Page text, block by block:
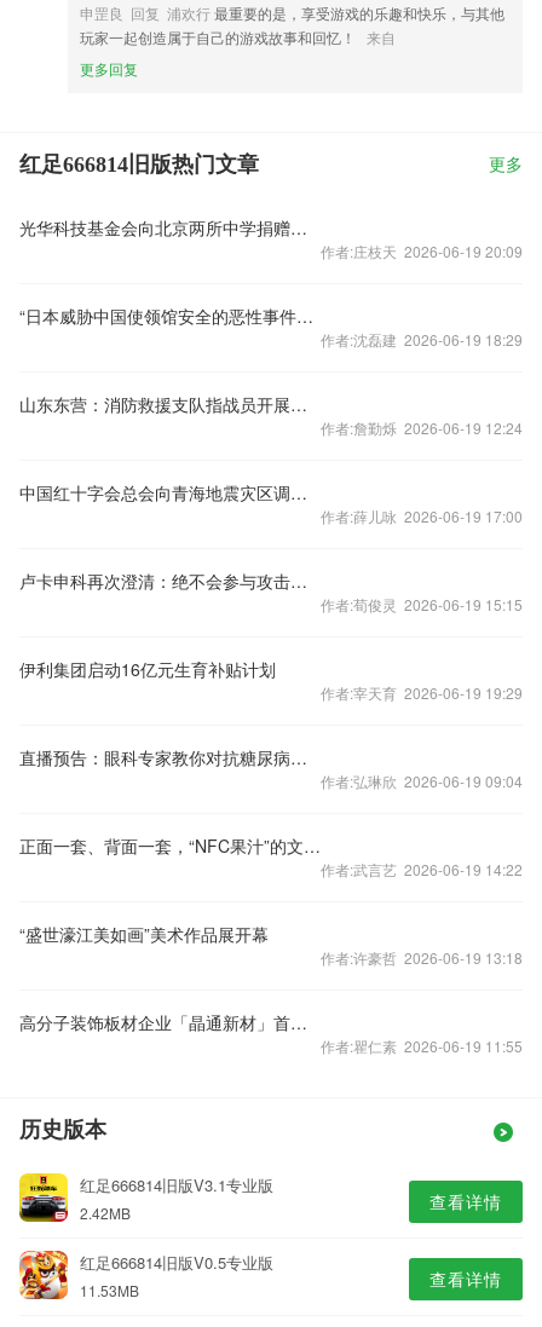
申罡良 回复 浦欢行最重要的是，享受游戏的乐趣和快乐，与其他
玩家一起创造属于自己的游戏故事和回忆！
来自
更多回复
红足666814旧版热门文章 更多
光华科技基金会向北京两所中学捐赠人工智能教育设备
作者:庄枝天 2026-06-19 20:09
“日本威胁中国使领馆安全的恶性事件还在不断发生”
作者:沈磊建 2026-06-19 18:29
山东东营：消防救援支队指战员开展党史学习教育
作者:詹勤烁 2026-06-19 12:24
中国红十字会总会向青海地震灾区调拨救灾物资
作者:薛儿咏 2026-06-19 17:00
卢卡申科再次澄清：绝不会参与攻击乌克兰，因为根本打不过
作者:荀俊灵 2026-06-19 15:15
伊利集团启动16亿元生育补贴计划
作者:宰天育 2026-06-19 19:29
直播预告：眼科专家教你对抗糖尿病视网膜病变 守护清晰视界
作者:弘琳欣 2026-06-19 09:04
正面一套、背面一套，“NFC果汁”的文字游戏
作者:武言艺 2026-06-19 14:22
“盛世濠江美如画”美术作品展开幕
作者:许豪哲 2026-06-19 13:18
高分子装饰板材企业「晶通新材」首次递表港交所,中金公司独家保荐
作者:瞿仁素 2026-06-19 11:55
历史版本
红足666814旧版V3.1专业版
2.42MB 查看详情
红足666814旧版V0.5专业版
11.53MB 查看详情